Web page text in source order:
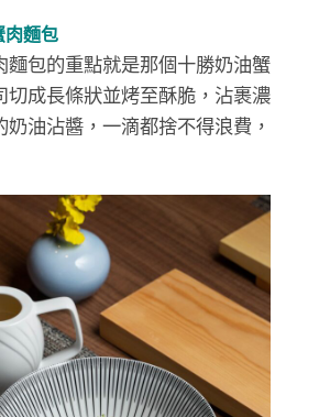
肉麵包
麵包的重點就是那個十勝奶油蟹
切成長條狀並烤至酥脆，沾裹濃
奶油沾醬，一滴都捨不得浪費，